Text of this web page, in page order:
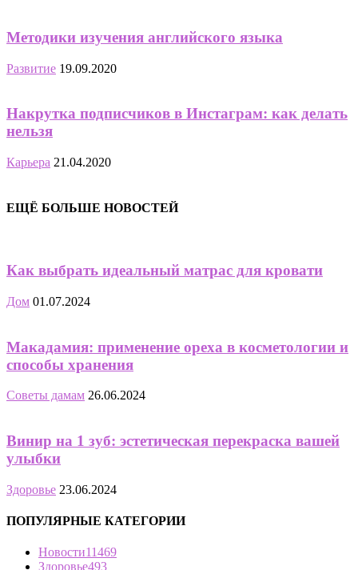
Методики изучения английского языка
Развитие 19.09.2020
Накрутка подписчиков в Инстаграм: как делать
нельзя
Карьера 21.04.2020
ЕЩЁ БОЛЬШЕ НОВОСТЕЙ
Как выбрать идеальный матрас для кровати
Дом 01.07.2024
Макадамия: применение ореха в косметологии и
способы хранения
Советы дамам 26.06.2024
Винир на 1 зуб: эстетическая перекраска вашей
улыбки
Здоровье 23.06.2024
ПОПУЛЯРНЫЕ КАТЕГОРИИ
Новости11469
Здоровье493